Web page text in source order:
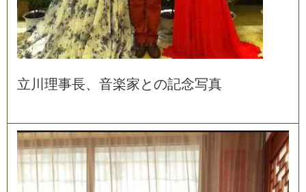
立 川 理事長、 音楽家との記念写真